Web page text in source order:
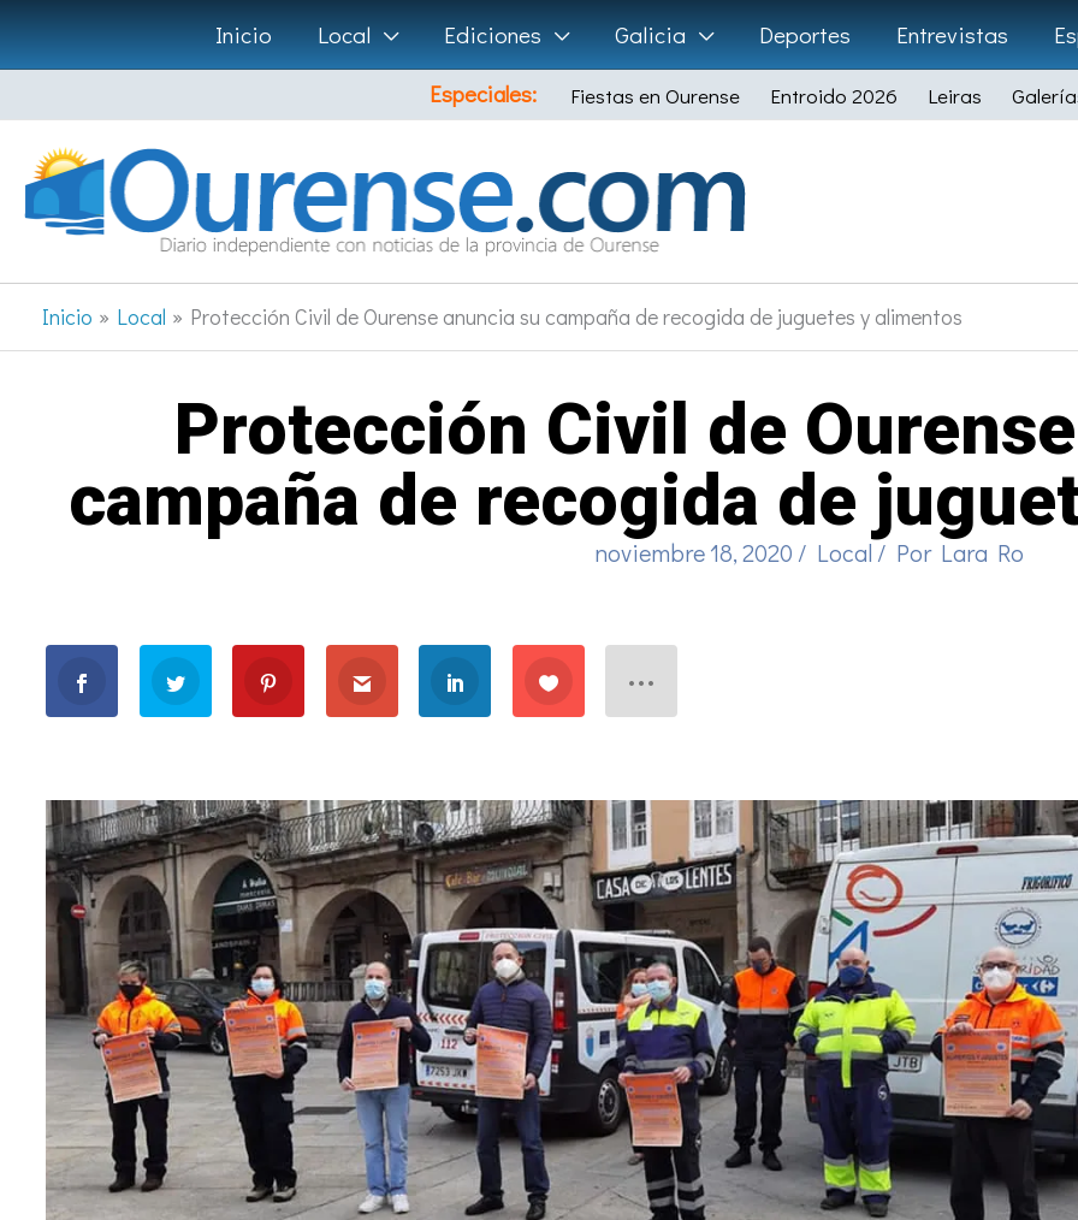
Ir
al
contenido
Inicio Local Ediciones Galicia Deportes Entrevistas
Especiales:
Fiestas en Ourense Entroido 2026 Leiras
Inicio Local Protección Civil de Ourense anuncia su campaña de recogida de juguetes y alimentos
Protección Civil de
campaña de recogida de
noviembre 18, 2020 / Local / Por Lara Ro